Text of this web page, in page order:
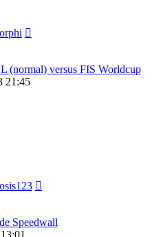
(normal) versus FIS Worldcup
21:45
Speedwall